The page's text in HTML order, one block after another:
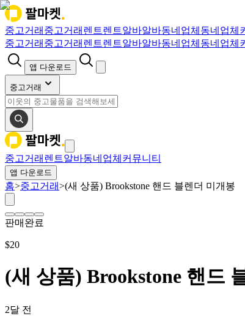
중고거래 중고거래 렌트렌트알바알바동네업체 동네업체
중고거래 중고거래 렌트렌트알바알바동네업체 동네업체
앱 다운로드
중고거래
중고거래 렌트알바동네업체 커뮤니티
앱 다운로드
홈>중고거래>(새 상품) Brookstone 핸드 블렌더 미개봉
판매완료
$20
(새 상품) Brookstone 핸드
2달 전